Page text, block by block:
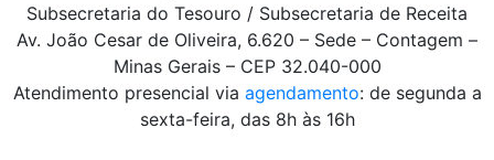
Subsecretaria do Tesouro / Subsecretaria de Receita
Av. João Cesar de Oliveira, 6.620 – Sede – Contagem –
Minas Gerais – CEP 32.040-000
Atendimento presencial via agendamento: de segunda a
sexta-feira, das 8h às 16h